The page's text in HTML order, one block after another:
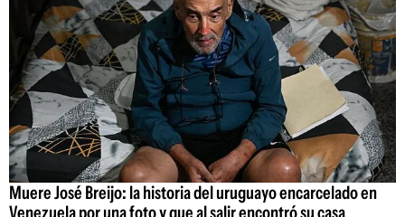
Muere José Breijo: la historia del uruguayo encarcelado en
Venezuela por una foto y que al salir encontró su casa